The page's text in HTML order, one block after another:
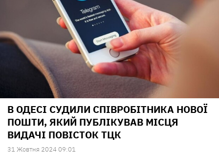
В ОДЕСІ СУДИЛИ СПІВРОБІТНИКА НОВОЇ
ПОШТИ, ЯКИЙ ПУБЛІКУВАВ МІСЦЯ
ВИДАЧІ ПОВІСТОК ТЦК
31 Жовтня 2024 09:01